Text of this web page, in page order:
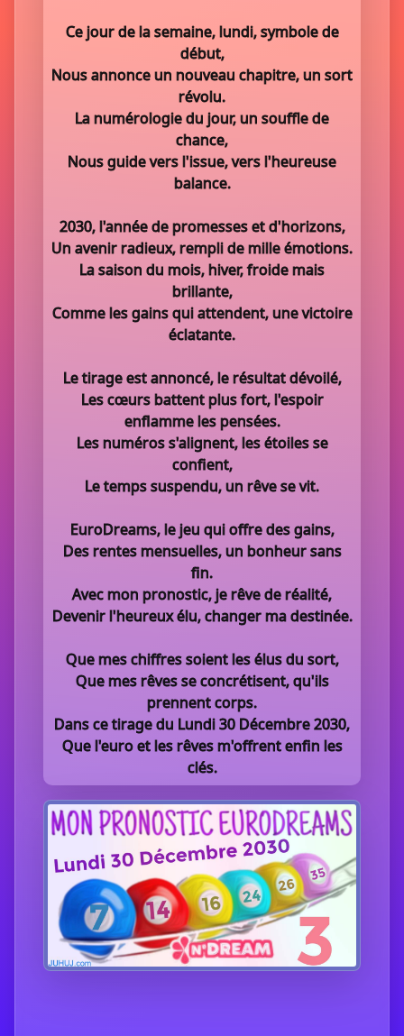
Ce jour de la semaine, lundi, symbole de
début,
Nous annonce un nouveau chapitre, un sort
révolu.
La numérologie du jour, un souffle de
chance,
Nous guide vers l'issue, vers l'heureuse
balance.
2030, l'année de promesses et d'horizons,
Un avenir radieux, rempli de mille émotions.
La saison du mois, hiver, froide mais
brillante,
Comme les gains qui attendent, une victoire
éclatante.
Le tirage est annoncé, le résultat dévoilé,
Les cœurs battent plus fort, l'espoir
enflamme les pensées.
Les numéros s'alignent, les étoiles se
confient,
Le temps suspendu, un rêve se vit.
EuroDreams, le jeu qui offre des gains,
Des rentes mensuelles, un bonheur sans
fin.
Avec mon pronostic, je rêve de réalité,
Devenir l'heureux élu, changer ma destinée.
Que mes chiffres soient les élus du sort,
Que mes rêves se concrétisent, qu'ils
prennent corps.
Dans ce tirage du Lundi 30 Décembre 2030,
Que l'euro et les rêves m'offrent enfin les
clés.